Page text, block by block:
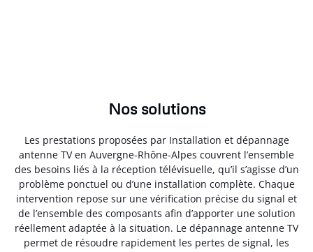
Nos solutions
Les prestations proposées par Installation et dépannage
antenne TV en Auvergne-Rhône-Alpes couvrent l’ensemble
des besoins liés à la réception télévisuelle, qu’il s’agisse d’un
problème ponctuel ou d’une installation complète. Chaque
intervention repose sur une vérification précise du signal et
de l’ensemble des composants afin d’apporter une solution
réellement adaptée à la situation. Le dépannage antenne TV
permet de résoudre rapidement les pertes de signal, les